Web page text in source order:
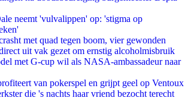
neemt 'vulvalippen' op: 'stigma op
met quad tegen boom, vier gewonden
uit vak gezet om ernstig alcoholmisbruik
met G-cup wil als NASA-ambassadeur naar
van pokerspel en grijpt geel op Ventoux
die 's nachts haar vriend bezocht terecht